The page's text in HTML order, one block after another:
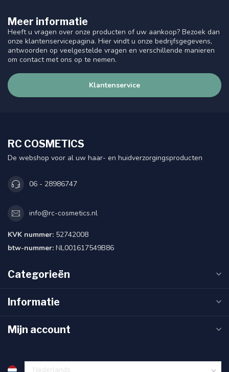
Meer informatie
Heeft u vragen over onze producten of uw aankoop? Bezoek dan
onze klantenservicepagina. Hier vindt u onze bedrijfsgegevens,
antwoorden op veelgestelde vragen en verschillende manieren
om contact met ons op te nemen.
Klantenservice
RC COSMETICS
De webshop voor al uw haar- en huidverzorgingsproducten
06 - 28986747
info@rc-cosmetics.nl
KVK nummer: 52742008
btw-nummer: NL001617549B86
Categorieën
Informatie
Mijn account